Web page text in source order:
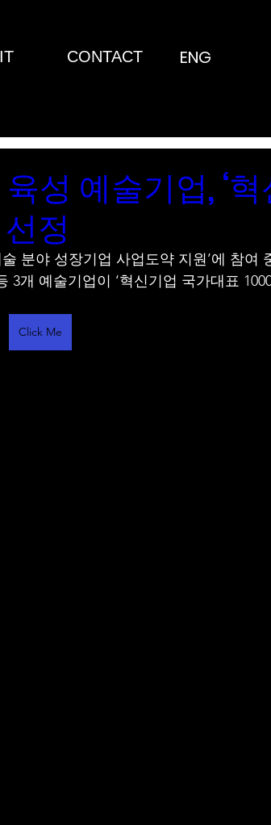
CONTACT ENG
성 예술기업, ‘
정
분야 성장기업 사업도약 지원’에 참여
3개 예술기업이 ‘혁신기업 국가대표
Click Me